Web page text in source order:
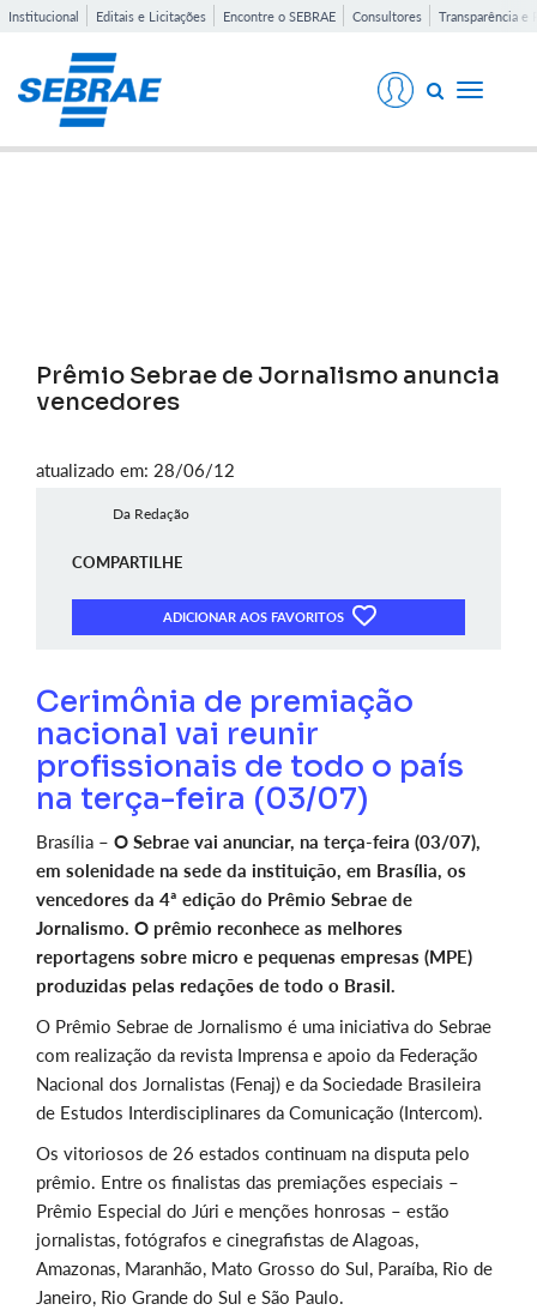
Institucional Editais e Licitações Encontre o SEBRAE Consultores Transparência e
Toggle
Prêmio Sebrae de Jornalismo anuncia
vencedores
atualizado em: 28/06/12
Da Redação
COMPARTILHE
ADICIONAR AOS FAVORITOS
Cerimônia de premiação
nacional vai reunir
profissionais de todo o país
na terça-feira (03/07)
Brasília – O Sebrae vai anunciar, na terça-feira (03/07),
em solenidade na sede da instituição, em Brasília, os
vencedores da 4ª edição do Prêmio Sebrae de
Jornalismo. O prêmio reconhece as melhores
reportagens sobre micro e pequenas empresas (MPE)
produzidas pelas redações de todo o Brasil.
O Prêmio Sebrae de Jornalismo é uma iniciativa do Sebrae
com realização da revista Imprensa e apoio da Federação
Nacional dos Jornalistas (Fenaj) e da Sociedade Brasileira
de Estudos Interdisciplinares da Comunicação (Intercom).
Os vitoriosos de 26 estados continuam na disputa pelo
prêmio. Entre os finalistas das premiações especiais –
Prêmio Especial do Júri e menções honrosas – estão
jornalistas, fotógrafos e cinegrafistas de Alagoas,
Amazonas, Maranhão, Mato Grosso do Sul, Paraíba, Rio de
Janeiro, Rio Grande do Sul e São Paulo.